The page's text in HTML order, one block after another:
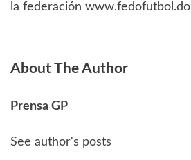
la federación www.fedofutbol.do
About The Author
Prensa GP
See author's posts